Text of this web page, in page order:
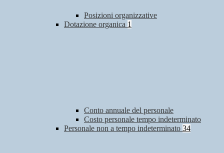
Posizioni organizzative
Dotazione organica 1
Conto annuale del personale
Costo personale tempo indeterminato
Personale non a tempo indeterminato 34